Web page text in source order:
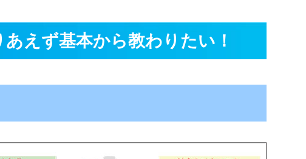
えず基本から教わりたい！